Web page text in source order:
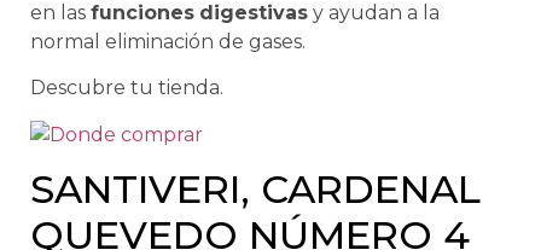
en las funciones digestivas y ayudan a la
normal eliminación de gases.
Descubre tu tienda.
SANTIVERI, CARDENAL
QUEVEDO NÚMERO 4